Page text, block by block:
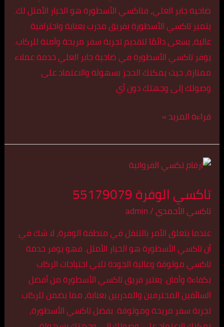
ضاحية جابر العلي، فتاكسي الأسطورة هو الخيار الأمثل لك.
يتميز تاكسي الأسطورة بفريق مدرب بعناية واحترافية
عالية، يسعى دائمًا لتقديم تجربة سفر مريحة وآمنة للركاب.
يوفر تاكسي الأسطورة في ضاحية جابر العلي خدمة عملاء
ممتازة، حيث يمكنك الحجز بسهولة والاعتماد على
وصولك إلى وجهتك دون أي
قراءة المزيد »
تاكسي الوفرة 55179079
تاكسي الأحمدي/
admin
عندما يتعلق الأمر بالتنقل في منطقة الوفرة، لا شك في
أن تاكسي الأسطورة هو الخيار الأمثل. فهو يوفر خدمة
تاكسي موثوقة وعالية الجودة تلبي احتياجات الركاب
بكفاءة وأمان. يعتبر فريق تاكسي الأسطورة من أفضل
السائقين المحترفين والمدربين بعناية، مما يضمن للركاب
تجربة سفر مريحة وموثوقة. بفضل تاكسي الأسطورة،
تاكسي
55179079